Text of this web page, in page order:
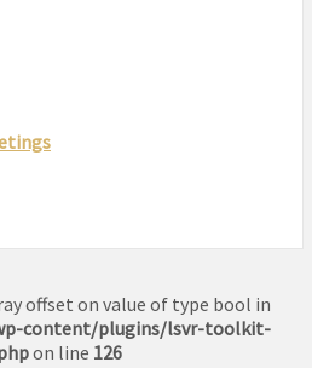
offset on value of type bool in
content/plugins/lsvr-toolkit-
on line 126